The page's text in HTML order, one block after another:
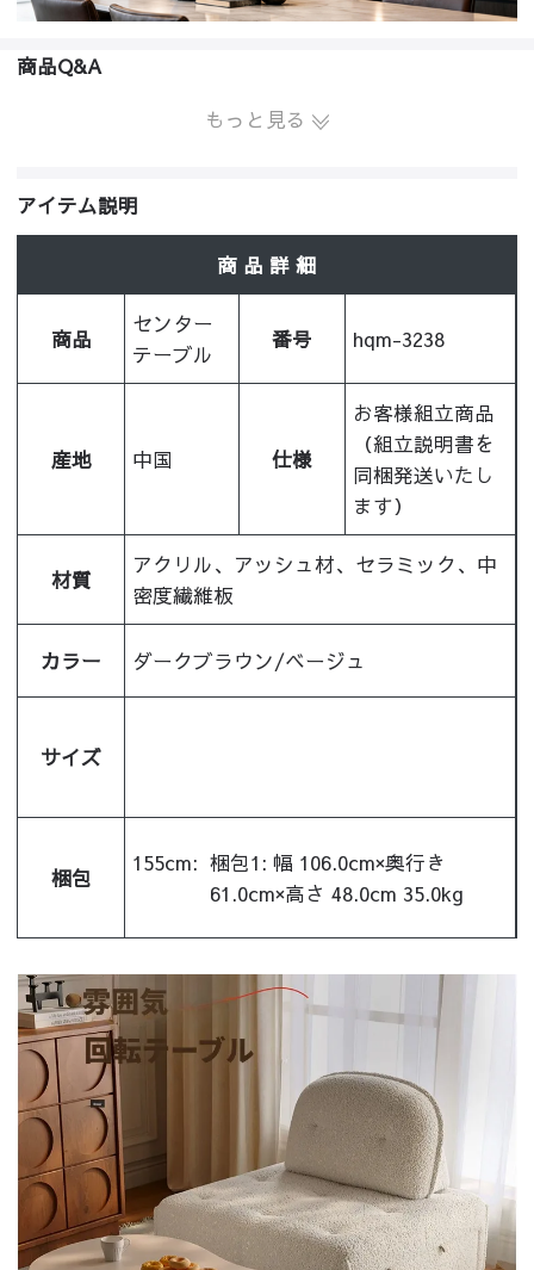
商品Q&A
もっと見る
アイテム説明
商 品 詳 細
商品
センター
テーブル
番号 hqm-3238
産地 中国 仕様
お客様組立商品
（組立説明書を
同梱発送いたし
ます）
材質
アクリル、アッシュ材、セラミック、中
密度繊維板
カラー ダークブラウン/ベージュ
サイズ
梱包
155cm: 梱包1: 幅 106.0cm×奥行き
61.0cm×高さ 48.0cm 35.0kg